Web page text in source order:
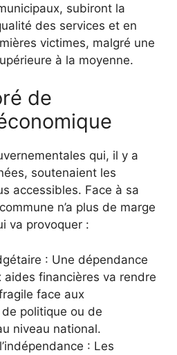
subiront la
des services et en
victimes, malgré une
à la moyenne.
de
qui, il y a
soutenaient les
accessibles. Face à sa
n’a plus de marge
va provoquer :
: Une dépendance
aides financières va rendre
face aux
politique ou de
niveau national.
: Les